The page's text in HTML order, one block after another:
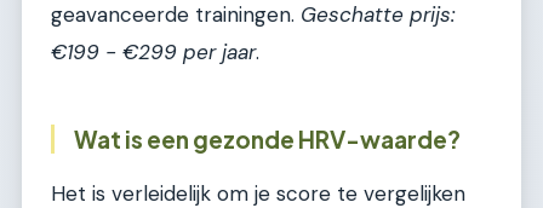
geavanceerde trainingen. Geschatte prijs:
€199 - €299 per jaar.
Wat is een gezonde HRV-waarde?
Het is verleidelijk om je score te vergelijken